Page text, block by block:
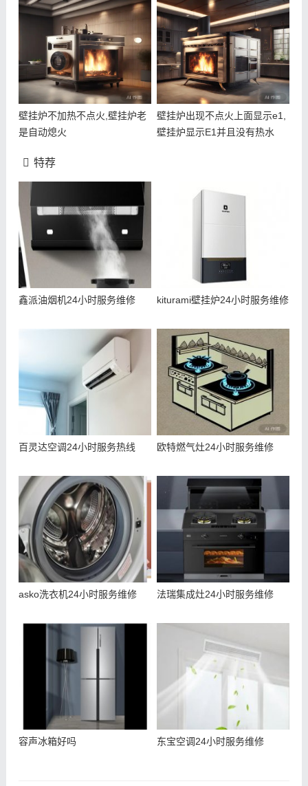
壁挂炉不加热不点火,壁挂炉老
是自动熄火
壁挂炉出现不点火上面显示e1,
壁挂炉显示E1并且没有热水
特荐
鑫派油烟机24小时服务维修 kiturami壁挂炉24小时服务维修
百灵达空调24小时服务热线 欧特燃气灶24小时服务维修
asko洗衣机24小时服务维修 法瑞集成灶24小时服务维修
容声冰箱好吗 东宝空调24小时服务维修